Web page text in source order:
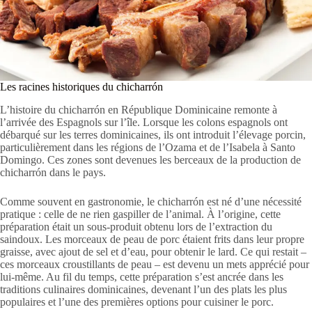
Les racines historiques du chicharrón
L’histoire du chicharrón en République Dominicaine remonte à
l’arrivée des Espagnols sur l’île. Lorsque les colons espagnols ont
débarqué sur les terres dominicaines, ils ont introduit l’élevage porcin,
particulièrement dans les régions de l’Ozama et de l’Isabela à Santo
Domingo. Ces zones sont devenues les berceaux de la production de
chicharrón dans le pays.
Comme souvent en gastronomie, le chicharrón est né d’une nécessité
pratique : celle de ne rien gaspiller de l’animal. À l’origine, cette
préparation était un sous-produit obtenu lors de l’extraction du
saindoux. Les morceaux de peau de porc étaient frits dans leur propre
graisse, avec ajout de sel et d’eau, pour obtenir le lard. Ce qui restait –
ces morceaux croustillants de peau – est devenu un mets apprécié pour
lui-même. Au fil du temps, cette préparation s’est ancrée dans les
traditions culinaires dominicaines, devenant l’un des plats les plus
populaires et l’une des premières options pour cuisiner le porc.